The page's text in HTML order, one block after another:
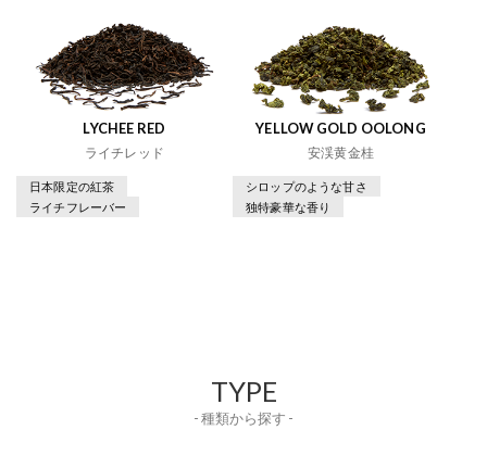
LYCHEE RED
ライチレッド
日本限定の紅茶
ライチフレーバー
YELLOW GOLD OOLONG
安渓黄金桂
シロップのような甘さ
独特豪華な香り
TYPE
- 種類から探す -